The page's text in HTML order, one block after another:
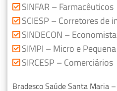
SINFAR – Farmacêuticos
SCIESP – Corretores de
SINDECON –
SIMPI – Micro e
SIRCESP – Comerciários
Bradesco Saúde Santa Maria